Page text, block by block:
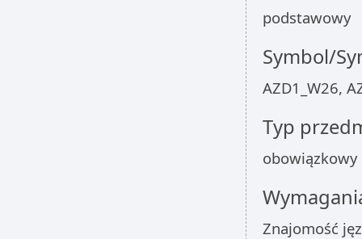
podstawowy
Symbol/
AZD1_W26,
Typ
obowiązkowy
Znajomość